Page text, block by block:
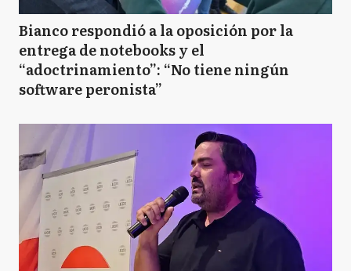
Bianco respondió a la oposición por la
entrega de notebooks y el
“adoctrinamiento”: “No tiene ningún
software peronista”